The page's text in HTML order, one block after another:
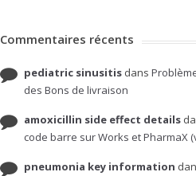
Commentaires récents
pediatric sinusitis dans
des Bons de livraison
amoxicillin side effect details
code barre sur Works et PharmaX
pneumonia key information